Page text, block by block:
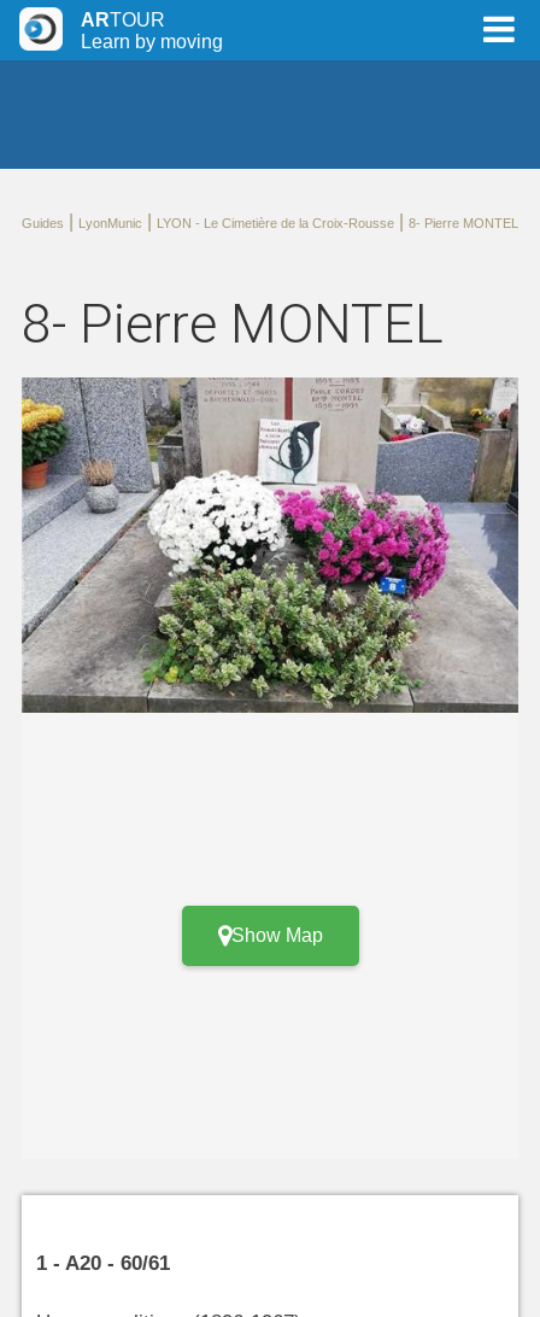
ARTOUR
Learn by moving
Guides LyonMunic LYON - Le Cimetière de la Croix-Rousse| 8- Pierre MONTEL
8- Pierre MONTEL
Show Map
1 - A20 - 60/61